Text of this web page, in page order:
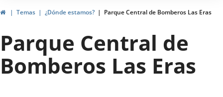
Ayuntamiento
de
Valladolid
InicioTemas ¿Dónde estamos? Parque Central de Bomberos Las Eras
Parque Central de
Bomberos Las Eras